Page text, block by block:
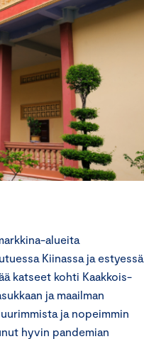
alueita
Kiinassa ja estyessä
katseet kohti Kaakkois-
ja maailman
ja nopeimmin
hyvin pandemian